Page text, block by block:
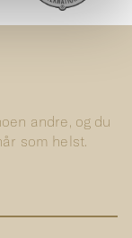
andre, og du
som helst.